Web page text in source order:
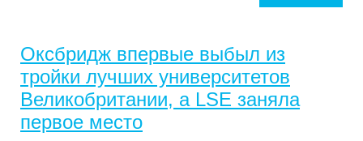
Оксбридж впервые выбыл из
тройки лучших университетов
Великобритании, а LSE заняла
первое место